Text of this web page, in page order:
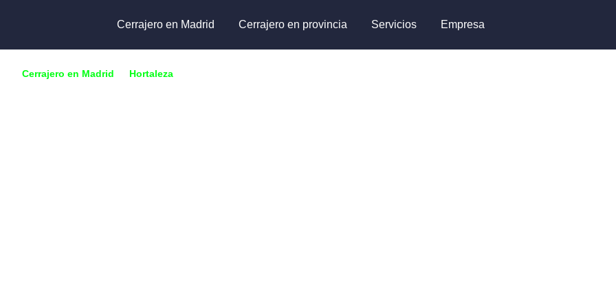
Cerrajero en Madrid Cerrajero en provincia Servicios Empresa
Cerrajero en Madrid Hortaleza